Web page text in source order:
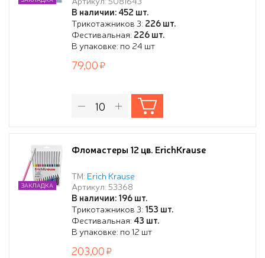
В наличии: 452 шт.
Трикотажников 3: 226 шт.
Фестивальная: 226 шт.
В упаковке: по 24 шт
79,00
Фломастеры 12 цв. ErichKrause
ТМ: Erich Krause
Артикул: 53368
В наличии: 196 шт.
Трикотажников 3: 153 шт.
Фестивальная: 43 шт.
В упаковке: по 12 шт
ЗАКЛАДКА
203,00